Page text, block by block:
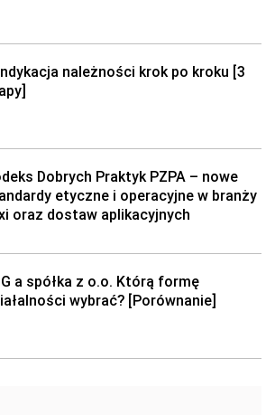
należności krok po kroku [3
Dobrych Praktyk PZPA – nowe
etyczne i operacyjne w branży
oraz dostaw aplikacyjnych
a spółka z o.o. Którą formę
wybrać? [Porównanie]